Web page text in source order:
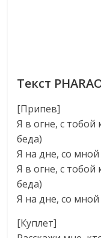
Текст
[Припев]
Я в огне, с
беда)
Я на дне, со
Я в огне, с
беда)
Я на дне, со
[Куплет]